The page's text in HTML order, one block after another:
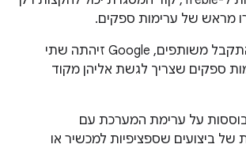
מראש של ערימות ספקים.
על סמך משוב שהתקבל משותפים, Google זיהתה שתי
ספקים שצריך לגשת אליהן מקוד
על ערימת המערכת עם
של ביצועים שספציפיות למכשיר או